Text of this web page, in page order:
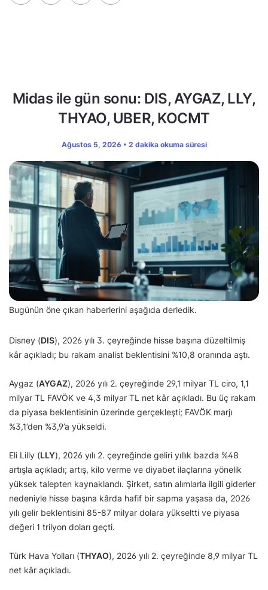
Midas ile gün sonu: DIS, AYGAZ, LLY,
THYAO, UBER, KOCMT
Ağustos 5, 2026 • 2 dakika okuma süresi
Bugünün öne çıkan haberlerini aşağıda derledik.
Disney (DIS), 2026 yılı 3. çeyreğinde hisse başına düzeltilmiş
kâr açıkladı; bu rakam analist beklentisini %10,8 oranında aştı.
Aygaz (AYGAZ), 2026 yılı 2. çeyreğinde 29,1 milyar TL ciro, 1,1
milyar TL FAVÖK ve 4,3 milyar TL net kâr açıkladı. Bu üç rakam
da piyasa beklentisinin üzerinde gerçekleşti; FAVÖK marjı
%3,1’den %3,9’a yükseldi.
Eli Lilly (LLY), 2026 yılı 2. çeyreğinde geliri yıllık bazda %48
artışla açıkladı; artış, kilo verme ve diyabet ilaçlarına yönelik
yüksek talepten kaynaklandı. Şirket, satın alımlarla ilgili giderler
nedeniyle hisse başına kârda hafif bir sapma yaşasa da, 2026
yılı gelir beklentisini 85-87 milyar dolara yükseltti ve piyasa
değeri 1 trilyon doları geçti.
Türk Hava Yolları (THYAO), 2026 yılı 2. çeyreğinde 8,9 milyar TL
net kâr açıkladı.